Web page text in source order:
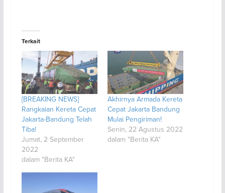
Terkait
[BREAKING NEWS]
Rangkaian Kereta Cepat
Jakarta-Bandung Telah
Tiba!
Jumat, 2 September
2022
dalam "Berita KA"
Akhirnya Armada Kereta
Cepat Jakarta Bandung
Mulai Pengiriman!
Senin, 22 Agustus 2022
dalam "Berita KA"